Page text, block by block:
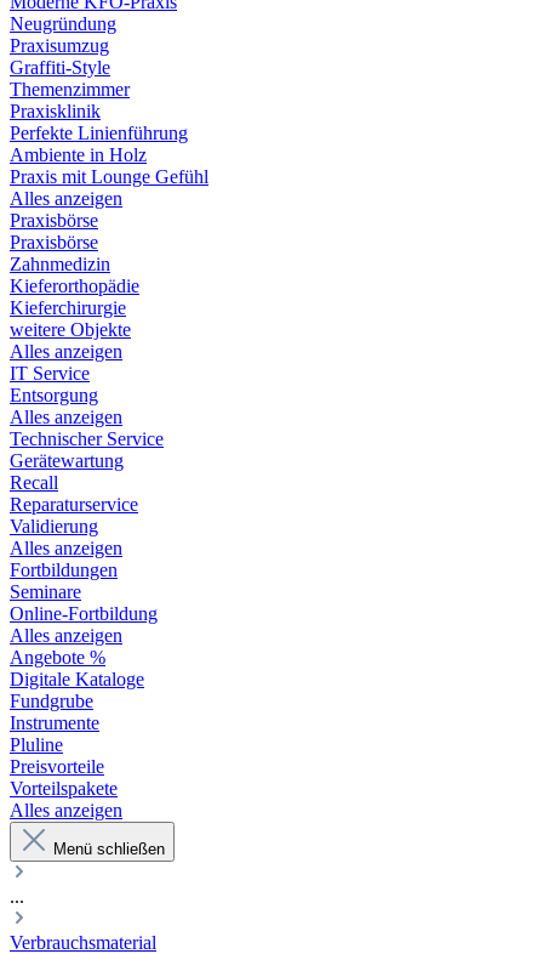
Neugründung
Praxisumzug
Graffiti-Style
Themenzimmer
Praxisklinik
Perfekte Linienführung
Ambiente in Holz
Praxis mit Lounge Gefühl
Alles anzeigen
Praxisbörse
Praxisbörse
Zahnmedizin
Kieferorthopädie
Kieferchirurgie
weitere Objekte
Alles anzeigen
IT Service
Entsorgung
Alles anzeigen
Technischer Service
Gerätewartung
Recall
Reparaturservice
Validierung
Alles anzeigen
Fortbildungen
Seminare
Online-Fortbildung
Alles anzeigen
Angebote %
Digitale Kataloge
Fundgrube
Instrumente
Pluline
Preisvorteile
Vorteilspakete
Alles anzeigen
Menü schließen
...
Verbrauchsmaterial